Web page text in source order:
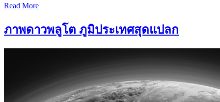
Read More
ภาพดาวพลูโต ภูมิประเทศสุดแปลก